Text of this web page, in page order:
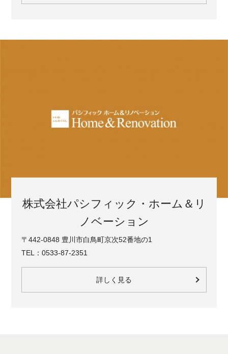
株式会社パシフィック・ホーム＆リ
ノベーション
〒442-0848 豊川市白鳥町京次52番地の1
TEL：0533-87-2351
詳しく見る